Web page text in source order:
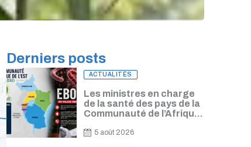
Derniers posts
ACTUALITÉS
Les ministres en charge
de la santé des pays de la
Communauté de l’Afrique
d’harmoniser leur
Posted
5 août 2026